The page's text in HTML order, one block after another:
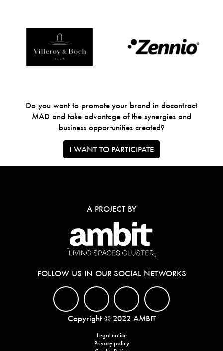
Do you want to promote your brand in docontract
MAD and take advantage of the synergies and
business opportunities created?
I WANT TO PARTICIPATE
A PROJECT BY
FOLLOW US IN OUR SOCIAL NETWORKS
Copyright © 2022 AMBIT
Legal notice
Privacy policy